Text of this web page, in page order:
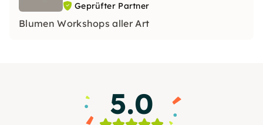
Geprüfter Partner
Blumen Workshops aller Art
5.0